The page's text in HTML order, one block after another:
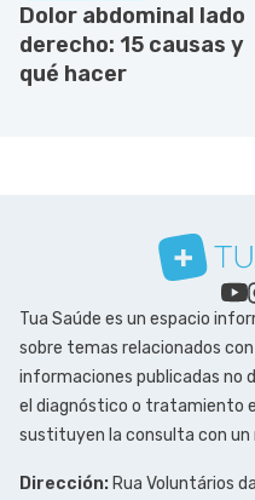
Dolor abdominal lado
derecho: 15 causas y
qué hacer
Tua Saúde es un espacio
sobre temas relacionados
informaciones publicadas no
el diagnóstico o tratamiento
sustituyen la consulta con un
Dirección: Rua Voluntários